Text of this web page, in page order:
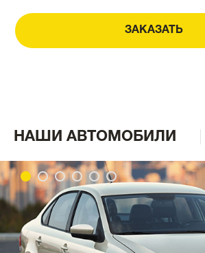
ЗАКАЗАТЬ
НАШИ АВТОМОБИЛИ